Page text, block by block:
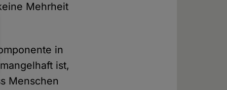
Mehrheit
in
ist,
Menschen